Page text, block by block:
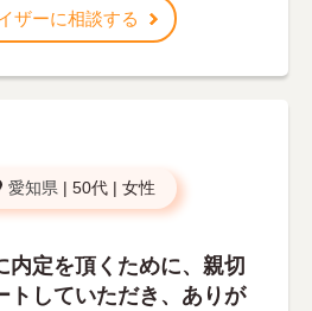
ザーに相談する
愛知県 | 50代 | 女性
内定を頂くために、親切
トしていただき、ありが